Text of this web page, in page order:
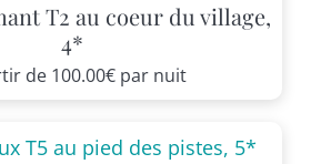
T2 au coeur du village,
4*
de 100.00€ par nuit